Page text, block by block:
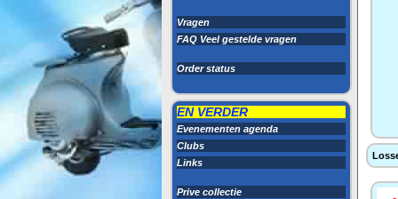
Vragen
FAQ Veel gestelde vragen
Order status
EN VERDER
Evenementen agenda
Clubs
Links
Prive collectie